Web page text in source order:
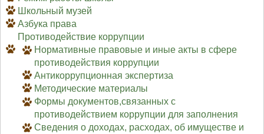
Школьный музей
Азбука права
Противодействие коррупции
Нормативные правовые и иные акты в сфере
противодействия коррупции
Антикоррупционная экспертиза
Методические материалы
Формы документов,связанных с
противодействием коррупции для заполнения
Сведения о доходах, расходах, об имуществе и